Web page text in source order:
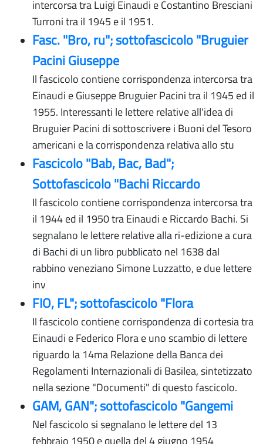
intercorsa tra Luigi Einaudi e Costantino Bresciani
Turroni tra il 1945 e il 1951.
Fasc. "Bro, ru"; sottofascicolo "Bruguier
Pacini Giuseppe
Il fascicolo contiene corrispondenza intercorsa tra
Einaudi e Giuseppe Bruguier Pacini tra il 1945 ed il
1955. Interessanti le lettere relative all'idea di
Bruguier Pacini di sottoscrivere i Buoni del Tesoro
americani e la corrispondenza relativa allo stu
Fascicolo "Bab, Bac, Bad";
Sottofascicolo "Bachi Riccardo
Il fascicolo contiene corrispondenza intercorsa tra
il 1944 ed il 1950 tra Einaudi e Riccardo Bachi. Si
segnalano le lettere relative alla ri-edizione a cura
di Bachi di un libro pubblicato nel 1638 dal
rabbino veneziano Simone Luzzatto, e due lettere
inv
FIO, FL"; sottofascicolo "Flora
Il fascicolo contiene corrispondenza di cortesia tra
Einaudi e Federico Flora e uno scambio di lettere
riguardo la 14ma Relazione della Banca dei
Regolamenti Internazionali di Basilea, sintetizzato
nella sezione "Documenti" di questo fascicolo.
GAM, GAN"; sottofascicolo "Gangemi
Nel fascicolo si segnalano le lettere del 13
febbraio 1950 e quella del 4 giugno 1954